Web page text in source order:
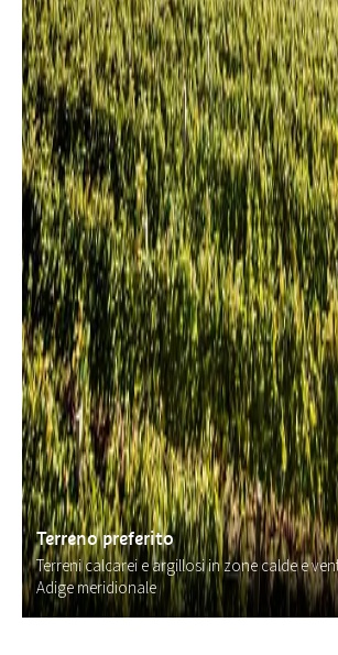
Terreno preferito
Terreni calcarei e argillosi in zone calde e
Adige meridionale